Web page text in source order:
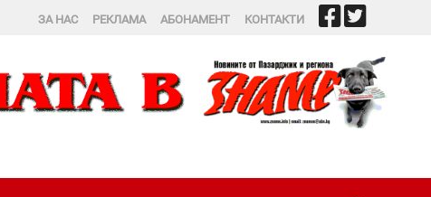
ЗА НАС РЕКЛАМА АБОНАМЕНТ КОНТАКТИ